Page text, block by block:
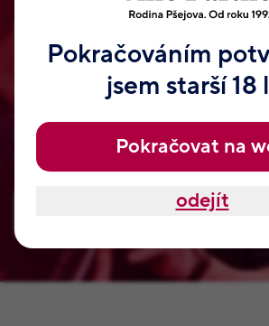
Vymysleli jsme pro vás VIP klub naší
Tyhle odměny, které najdete jen u nás.
členů naší rodiny. Nemají je nikde jinde
se, nezabere vám to ani dvě minuty.
Pokračováním
jsem starší 18
Pokračovat na
odejít